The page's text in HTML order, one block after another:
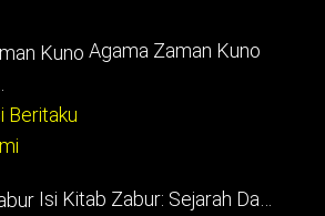
Agama Zaman Kuno
Beritaku
Isi Kitab Zabur: Sejarah Da…